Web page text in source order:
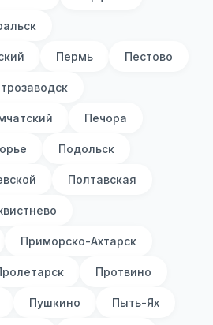
Пермь Пестово
Печора
Подольск
Полтавская
Приморско-Ахтарск
Протвино
Пушкино Пыть-Ях